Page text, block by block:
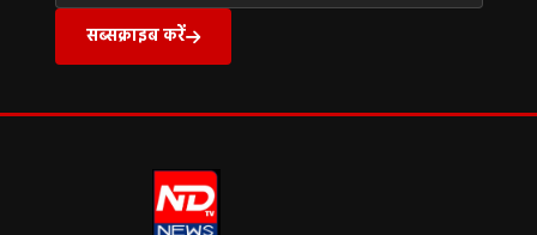
सब्सक्राइब करें